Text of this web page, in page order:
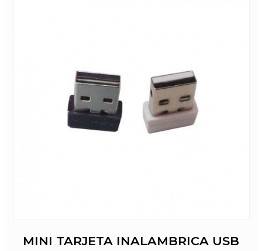
MINI TARJETA INALAMBRICA USB